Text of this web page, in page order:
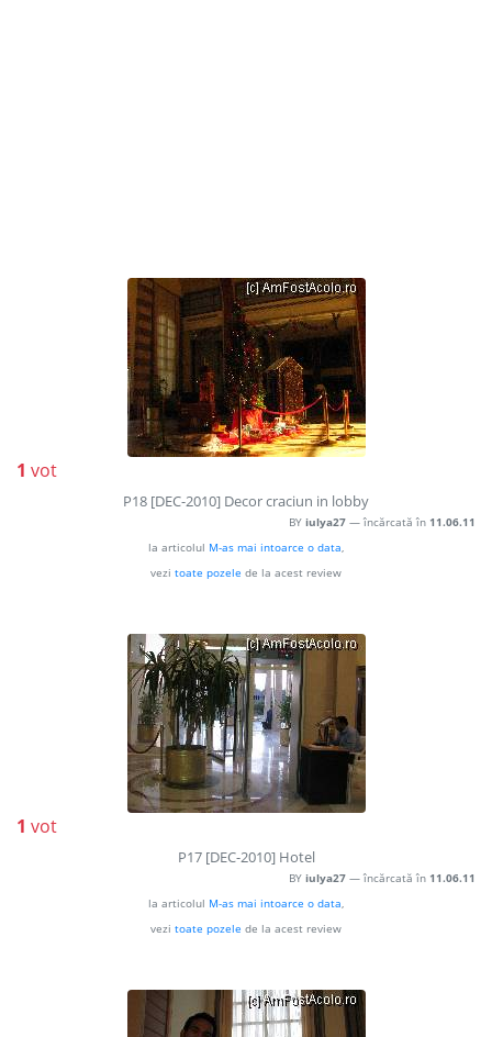
1 vot
P18 [DEC-2010] Decor craciun in lobby
BY iulya27 — încărcată în 11.06.11
la articolul M-as mai intoarce o data,
vezi toate pozele de la acest review
1 vot
P17 [DEC-2010] Hotel
BY iulya27 — încărcată în 11.06.11
la articolul M-as mai intoarce o data,
vezi toate pozele de la acest review